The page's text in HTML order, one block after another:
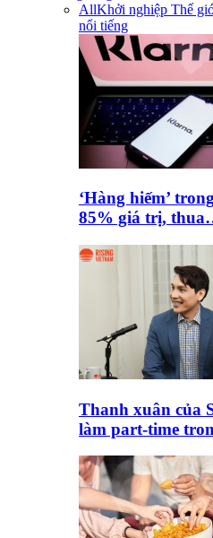
AllKhởi nghiệp Thế
nổi tiếng
‘Hàng hiếm’
85% giá trị,
Thanh xuân của
làm part-time